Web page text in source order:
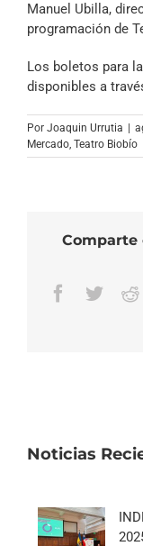
Manuel Ubilla,
programación de
Los boletos para
disponibles a
Por Joaquin Urrutia
Mercado, Teatro Biobío
Comparte
Facebook
Noticias